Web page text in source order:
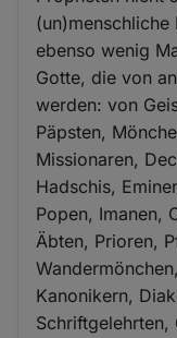
ebenso wenig
Gotte, die von
werden: von
Päpsten,
Missionaren,
Hadschis,
Popen, Imanen,
Äbten, Prioren,
Kanonikern,
Schriftgelehrten,